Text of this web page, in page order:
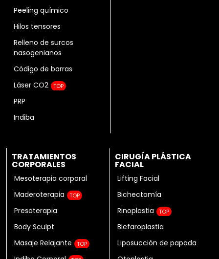
Peeling químico
Hilos tensores
Relleno de surcos
nasogenianos
Código de barras
Láser CO2
TOP
PRP
Indiba
TRATAMIENTOS
CORPORALES
Mesoterapia corporal
Maderoterapia
TOP
Presoterapia
Body Sculpt
Masaje Relajante
TOP
CIRUGÍA PLÁSTICA
FACIAL
Lifting Facial
Bichectomía
Rinoplastia
TOP
Blefaroplastia
Liposucción de papada